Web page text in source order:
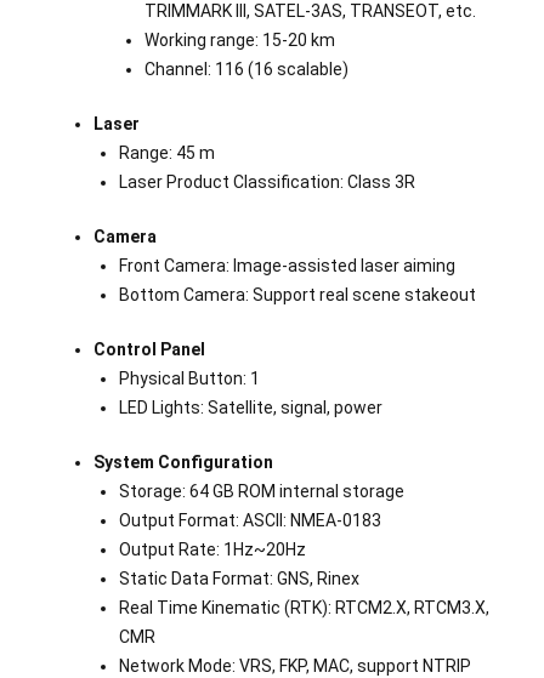
TRIMMARK III, SATEL-3AS, TRANSEOT, etc.
Working range: 15-20 km
Channel: 116 (16 scalable)
Laser
Range: 45 m
Laser Product Classification: Class 3R
Camera
Front Camera: Image-assisted laser aiming
Bottom Camera: Support real scene stakeout
Control Panel
Physical Button: 1
LED Lights: Satellite, signal, power
System Configuration
Storage: 64 GB ROM internal storage
Output Format: ASCII: NMEA-0183
Output Rate: 1Hz~20Hz
Static Data Format: GNS, Rinex
Real Time Kinematic (RTK): RTCM2.X, RTCM3.X,
CMR
Network Mode: VRS, FKP, MAC, support NTRIP